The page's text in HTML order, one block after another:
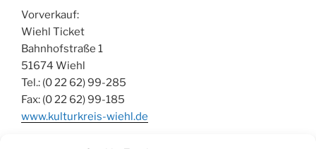
Vorverkauf:
Wiehl Ticket
Bahnhofstraße 1
51674 Wiehl
Tel.: (0 22 62) 99-285
Fax: (0 22 62) 99-185
www.kulturkreis-wiehl.de